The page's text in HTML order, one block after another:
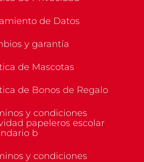
de Datos
y garantía
de Mascotas
de Bonos de Regalo
y condiciones
papeleros escolar
b
y condiciones